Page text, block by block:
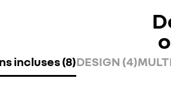
incluses (8)DESIGN (4)